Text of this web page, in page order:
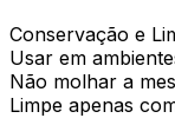
Conservação e
Usar em
Não molhar a
Limpe apenas